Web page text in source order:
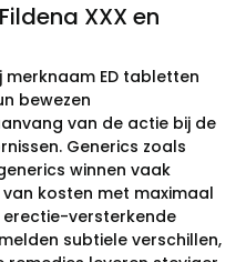
XXX en
ED tabletten
bewezen
van de actie bij de
Generics zoals
winnen vaak
kosten met maximaal
erectie-versterkende
subtiele verschillen,